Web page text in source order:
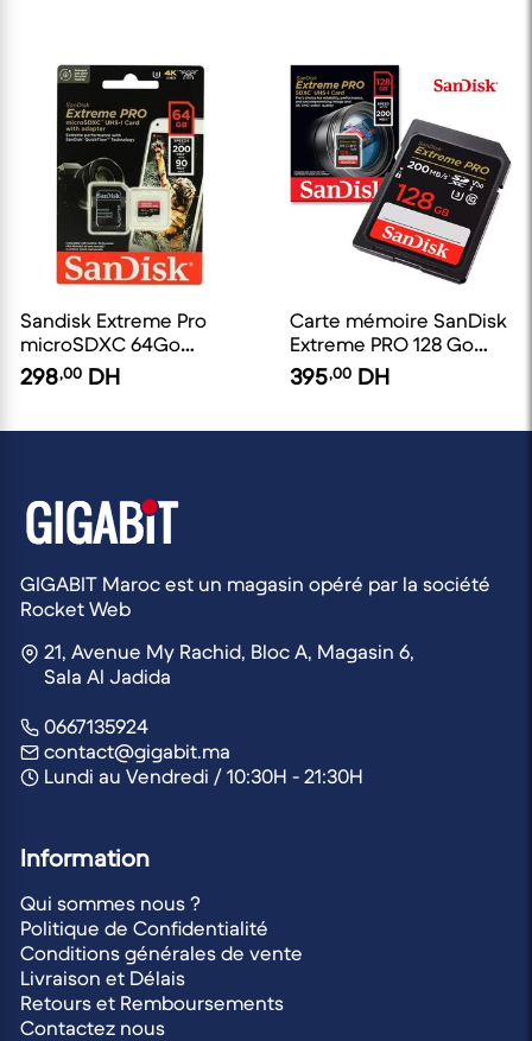
Sandisk Extreme Pro
microSDXC 64Go
200MB/s pour Camera
GoPro 4K UHD
298,00 DH
Carte mémoire SanDisk
Extreme PRO 128 Go
SDXC UHS-I
395,00 DH
GIGABIT Maroc est un magasin opéré par la société
Rocket Web
21, Avenue My Rachid, Bloc A, Magasin 6,
Sala Al Jadida
0667135924
contact@gigabit.ma
Lundi au Vendredi / 10:30H - 21:30H
Information
Qui sommes nous ?
Politique de Confidentialité
Conditions générales de vente
Livraison et Délais
Retours et Remboursements
Contactez nous